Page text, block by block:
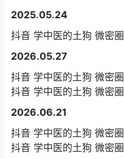
2025.05.24
抖音 学中医的土狗 微密
2026.05.27
抖音 学中医的土狗 微密
抖音 学中医的土狗 微密
2026.06.21
抖音 学中医的土狗 微密
抖音 学中医的土狗 微密